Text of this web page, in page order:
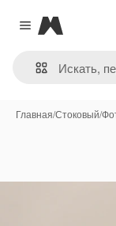
Close menu
Magnific
Главная/Стоковый/